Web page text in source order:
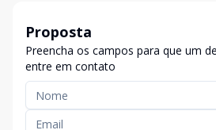
Proposta
Preencha os campos para que um
entre em contato